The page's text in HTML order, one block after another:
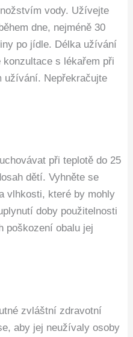
vody. Užívejte
dne, nejméně 30
po jídle. Délka užívání
s lékařem při
užívání. Nepřekračujte
při teplotě do 25
dětí. Vyhněte se
vlhkosti, které by mohly
doby použitelnosti
poškození obalu jej
zvláštní zdravotní
aby jej neužívaly osoby